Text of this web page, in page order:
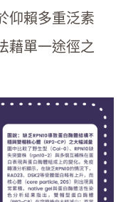
仰賴多重泛素
藉單一途徑之